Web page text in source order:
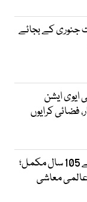
جنوری کے بجائے
ایوی ایشن
فضائی کرایوں
کمیونسٹ پارٹی آف چائنا کے 105 سال مکمل؛
عالمی معاشی